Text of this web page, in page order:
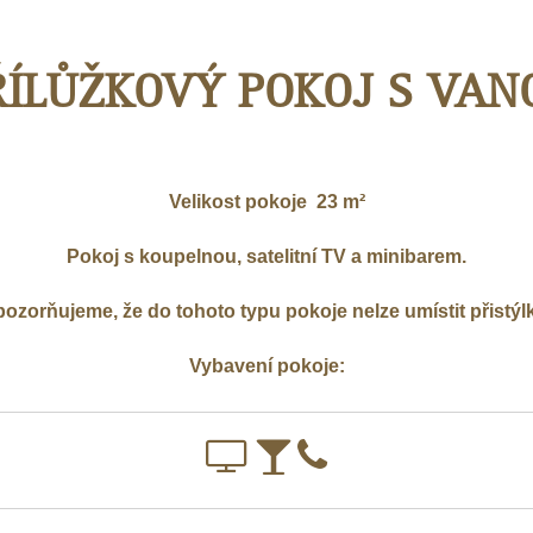
POKOJ S
Velikost pokoje23 m²
Pokoj s koupelnou, satelitní TV a minibarem.
že do tohoto typu pokoje nelze umístit
Vybavení pokoje: